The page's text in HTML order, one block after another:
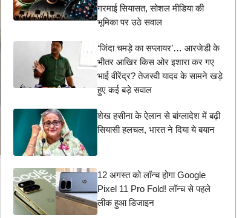
गरमाई सियासत, सोशल मीडिया की
भूमिका पर उठे सवाल
‘जिंदा चमड़े का सप्लायर’… आरजेडी के
भीतर आखिर किस ओर इशारा कर गए
भाई वीरेंद्र? तेजस्वी यादव के सामने खड़े
हुए कई बड़े सवाल
शेख हसीना के ऐलान से बांग्लादेश में बढ़ी
सियासी हलचल, भारत ने दिया ये बयान
12 अगस्त को लॉन्च होगा Google
Pixel 11 Pro Fold! लॉन्च से पहले
लीक हुआ डिजाइन